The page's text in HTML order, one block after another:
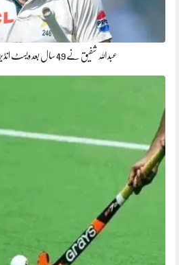
عبداللہ شفیق نے 49 سال بعد ویسٹ انڈیز میں نیا ریکارڈ قائم کردیا